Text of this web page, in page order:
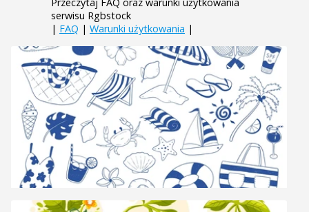
serwisu Rgbstock
| FAQ | Warunki użytkowania |